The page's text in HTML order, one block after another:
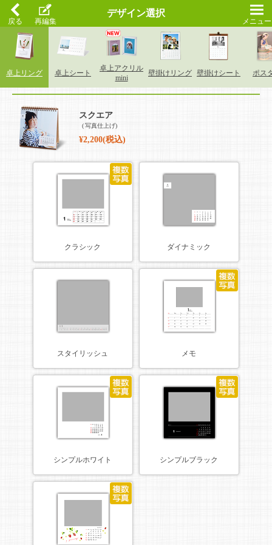
戻る 再編集
デザイン選択
メニュー
卓上リング 卓上シート
卓上アクリル
mini
壁掛けリング 壁掛けシート ポス
スクエア
写真仕上げ
¥2,200(税込)
クラシック ダイナミック
スタイリッシュ メモ
シンプルホワイト シンプルブラック